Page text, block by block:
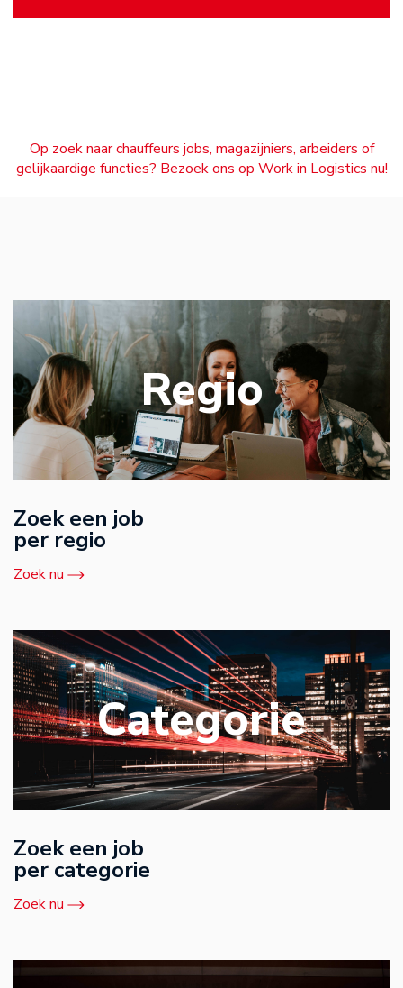
Op zoek naar chauffeurs jobs, magazijniers, arbeiders of
gelijkaardige functies? Bezoek ons op Work in Logistics nu!
Regio
Zoek een job
per regio
Zoek nu
Categorie
Zoek een job
per categorie
Zoek nu